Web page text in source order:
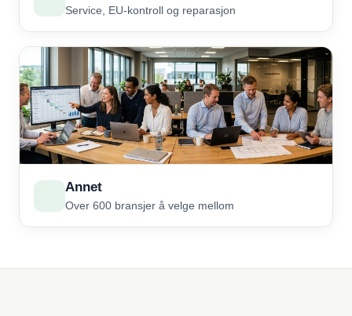
Service, EU-kontroll og reparasjon
Annet
Over 600 bransjer å velge mellom